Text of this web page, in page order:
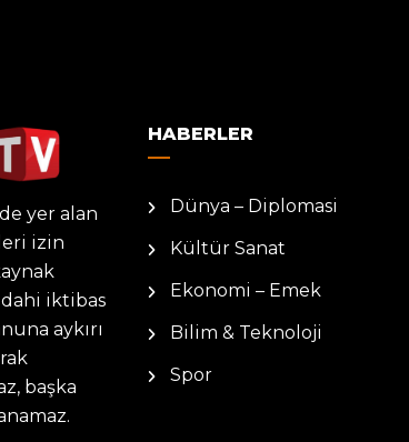
yer alan
izin
iktibas
aykırı
başka
HABERLER
Dünya – Diplomasi
Kültür Sanat
Ekonomi – Emek
Bilim & Teknoloji
Spor